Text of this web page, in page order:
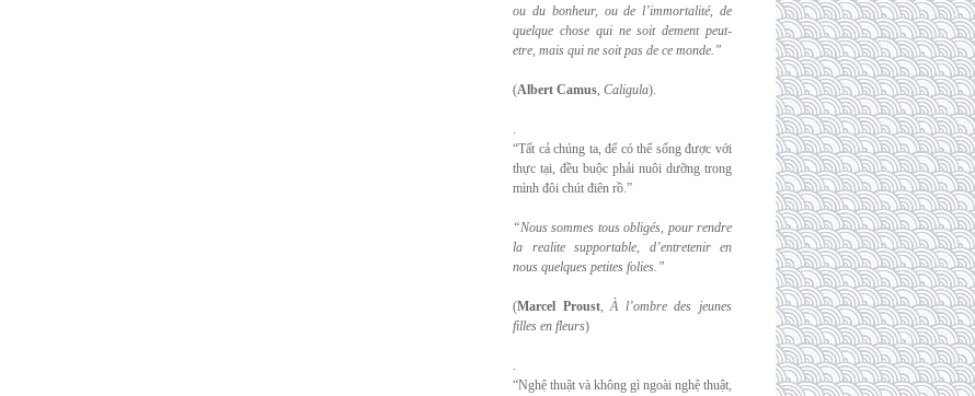
ou du bonheur, ou de l’immortalité, de
quelque chose qui ne soit dement peut-
etre, mais qui ne soit pas de ce monde.”
(Albert Camus, Caligula).
.
“Tất cả chúng ta, để có thể sống được với
thực tại, đều buộc phải nuôi dưỡng trong
mình đôi chút điên rồ.”
“Nous sommes tous obligés, pour rendre
la realite supportable, d’entretenir en
nous quelques petites folies.”
(Marcel Proust,À l’ombre des jeunes
filles en fleurs)
.
“Nghệ thuật và không gì ngoài nghệ thuật,